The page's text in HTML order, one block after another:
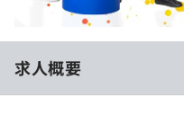
学校向けプラン
契約内容・クーポン
求人概要